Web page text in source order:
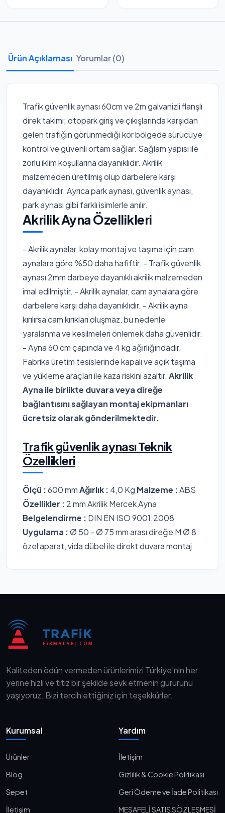
Ürün Açıklaması Yorumlar (0)
Trafik güvenlik aynası 60cm ve 2m galvanizli flanşlı
direk takımı; otopark giriş ve çıkışlarında karşıdan
gelen trafiğin görünmediği kör bölgede sürücüye
kontrol ve güvenli ortam sağlar. Sağlam yapısı ile
zorlu iklim koşullarına dayanıklıdır. Akrilik
malzemeden üretilmiş olup darbelere karşı
dayanıklıdır. Ayrıca park aynası, güvenlik aynası,
park aynası gibi farklı isimlerle anılır.
Akrilik Ayna Özellikleri
- Akrilik aynalar, kolay montaj ve taşıma için cam
aynalara göre %50 daha hafiftir. - Trafik güvenlik
aynası 2mm darbeye dayanıklı akrilik malzemeden
imal edilmiştir. - Akrilik aynalar, cam aynalara göre
darbelere karşı daha dayanıklıdır. - Akrilik ayna
kırılırsa cam kırıkları oluşmaz, bu nedenle
yaralanma ve kesilmeleri önlemek daha güvenlidir.
- Ayna 60 cm çapında ve 4 kg ağırlığındadır.
Fabrika üretim tesislerinde kapalı ve açık taşıma
ve yükleme araçları ile kaza riskini azaltır. Akrilik
Ayna ile birlikte duvara veya direğe
bağlantısını sağlayan montaj ekipmanları
ücretsiz olarak gönderilmektedir.
Trafik güvenlik aynası Teknik
Özellikleri
Ölçü :600 mmAğırlık : 4,0 Kg Malzeme :ABS
Özellikler : 2 mm Akrilik Mercek Ayna
Belgelendirme : DIN EN ISO 9001:2008
Uygulama :Ø 50 - Ø 75 mm arası direğe M Ø 8
özel aparat, vida dübel ile direkt duvara montaj
Kaliteden ödün vermeden ürünlerimizi Türkiye’nin her
yerine hızlı ve titiz bir şekilde sevk etmenin gururunu
yaşıyoruz. Bizi tercih ettiğiniz için teşekkürler.
Kurumsal
Ürünler
Blog
Sepet
İletişim
Yardım
İletişim
Gizlilik & Cookie Politikası
Geri Ödeme ve İade Politikası
MESAFELİ SATIŞ SÖZLEŞMESİ